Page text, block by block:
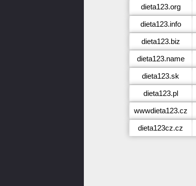
dieta123.org
dieta123.info
dieta123.biz
dieta123.name
dieta123.sk
dieta123.pl
wwwdieta123.cz
dieta123cz.cz